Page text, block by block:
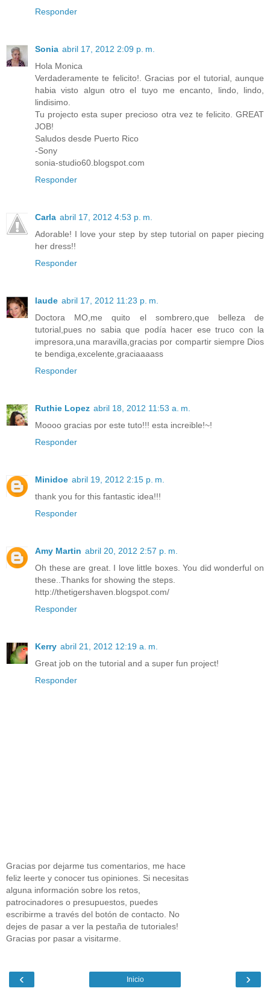
Responder
Sonia abril 17, 2012 2:09 p. m.
Hola Monica
Verdaderamente te felicito!. Gracias por el tutorial, aunque
habia visto algun otro el tuyo me encanto, lindo, lindo,
lindisimo.
Tu projecto esta super precioso otra vez te felicito. GREAT
JOB!
Saludos desde Puerto Rico
-Sony
sonia-studio60.blogspot.com
Responder
Carla abril 17, 2012 4:53 p. m.
Adorable! I love your step by step tutorial on paper piecing
her dress!!
Responder
laude abril 17, 2012 11:23 p. m.
Doctora MO,me quito el sombrero,que belleza de
tutorial,pues no sabia que podía hacer ese truco con la
impresora,una maravilla,gracias por compartir siempre Dios
te bendiga,excelente,graciaaaass
Responder
Ruthie Lopez abril 18, 2012 11:53 a. m.
Moooo gracias por este tuto!!! esta increible!~!
Responder
Minidoe abril 19, 2012 2:15 p. m.
thank you for this fantastic idea!!!
Responder
Amy Martin abril 20, 2012 2:57 p. m.
Oh these are great. I love little boxes. You did wonderful on
these..Thanks for showing the steps.
http://thetigershaven.blogspot.com/
Responder
Kerry abril 21, 2012 12:19 a. m.
Great job on the tutorial and a super fun project!
Responder
Gracias por dejarme tus comentarios, me hace
feliz leerte y conocer tus opiniones. Si necesitas
alguna información sobre los retos,
patrocinadores o presupuestos, puedes
escribirme a través del botón de contacto. No
dejes de pasar a ver la pestaña de tutoriales!
Gracias por pasar a visitarme.
‹ ›
Inicio